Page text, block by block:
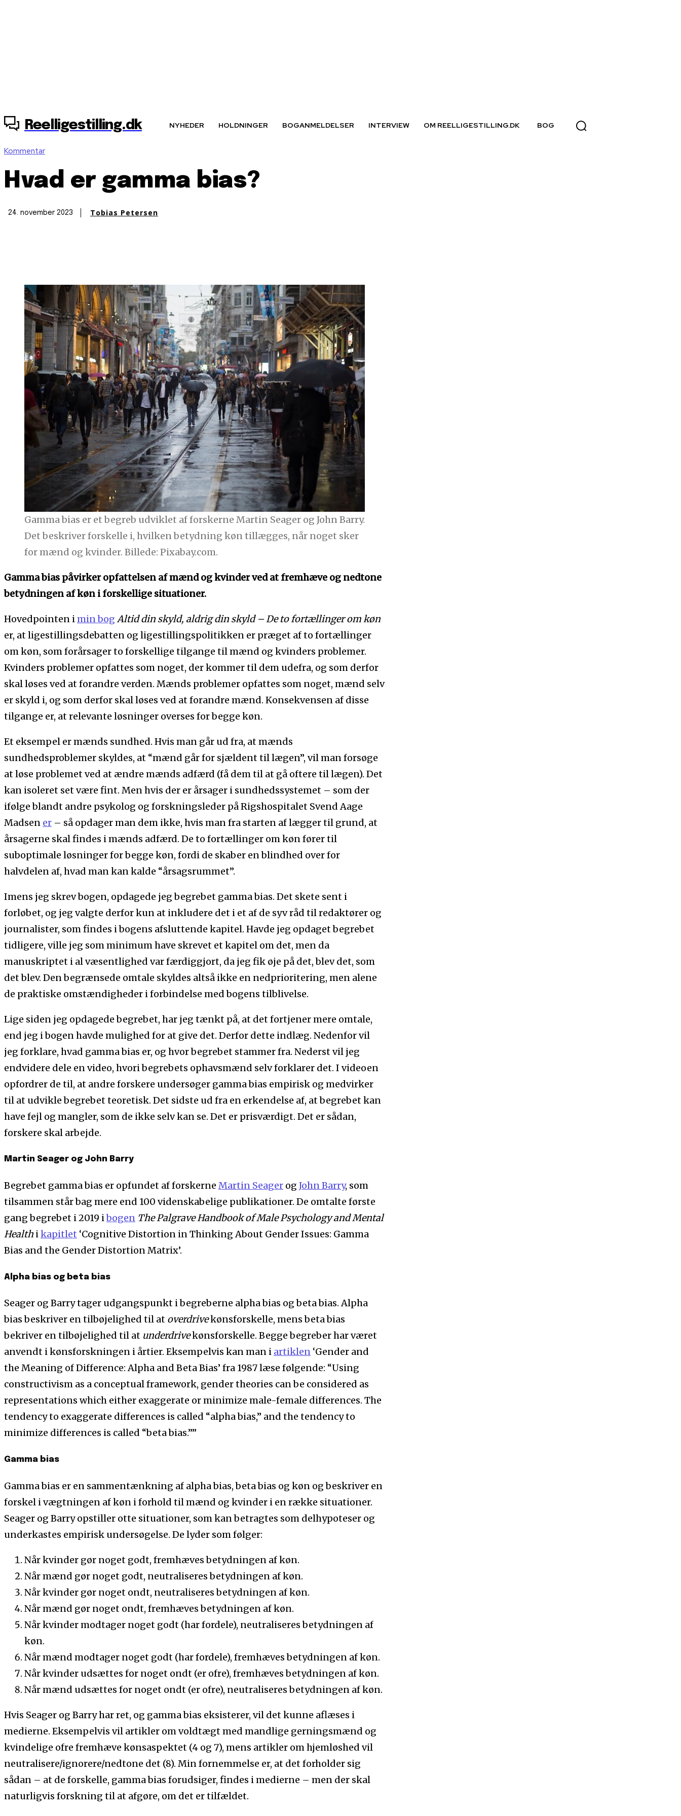
Reelligestilling.dk NYHEDER HOLDNINGER BOGANMELDELSER INTERVIEW OM REELLIGESTILLING.DK BOG
Kommentar
Hvad er gamma bias?
24. november 2023 Tobias Petersen
Gamma bias er et begreb udviklet af forskerne Martin Seager og John Barry.
Det beskriver forskelle i, hvilken betydning køn tillægges, når noget sker
for mænd og kvinder. Billede: Pixabay.com.
Gamma bias påvirker opfattelsen af mænd og kvinder ved at fremhæve og nedtone
betydningen af køn i forskellige situationer.
Hovedpointen imin bog Altid din skyld, aldrig din skyld – De to fortællinger om køn
er, at ligestillingsdebatten og ligestillingspolitikken er præget af to fortællinger
om køn, som forårsager to forskellige tilgange til mænd og kvinders problemer.
Kvinders problemer opfattes som noget, der kommer til dem udefra, og som derfor
skal løses ved at forandre verden. Mænds problemer opfattes som noget, mænd selv
er skyld i, og som derfor skal løses ved at forandre mænd. Konsekvensen af disse
tilgange er, at relevante løsninger overses for begge køn.
Et eksempel er mænds sundhed. Hvis man går ud fra, at mænds
sundhedsproblemer skyldes, at “mænd går for sjældent til lægen”, vil man forsøge
at løse problemet ved at ændre mænds adfærd (få dem til at gå oftere til lægen). Det
kan isoleret set være fint. Men hvis der er årsager i sundhedssystemet – som der
ifølge blandt andre psykolog og forskningsleder på Rigshospitalet Svend Aage
Madsen er – så opdager man dem ikke, hvis man fra starten af lægger til grund, at
årsagerne skal findes i mænds adfærd. De to fortællinger om køn fører til
suboptimale løsninger for begge køn, fordi de skaber en blindhed over for
halvdelen af, hvad man kan kalde “årsagsrummet”.
Imens jeg skrev bogen, opdagede jeg begrebet gamma bias. Det skete sent i
forløbet, og jeg valgte derfor kun at inkludere det i et af de syv råd til redaktører og
journalister, som findes i bogens afsluttende kapitel. Havde jeg opdaget begrebet
tidligere, ville jeg som minimum have skrevet et kapitel om det, men da
manuskriptet i al væsentlighed var færdiggjort, da jeg fik øje på det, blev det, som
det blev. Den begrænsede omtale skyldes altså ikke en nedprioritering, men alene
de praktiske omstændigheder i forbindelse med bogens tilblivelse.
Lige siden jeg opdagede begrebet, har jeg tænkt på, at det fortjener mere omtale,
end jeg i bogen havde mulighed for at give det. Derfor dette indlæg. Nedenfor vil
jeg forklare, hvad gamma bias er, og hvor begrebet stammer fra. Nederst vil jeg
endvidere dele en video, hvori begrebets ophavsmænd selv forklarer det. I videoen
opfordrer de til, at andre forskere undersøger gamma bias empirisk og medvirker
til at udvikle begrebet teoretisk. Det sidste ud fra en erkendelse af, at begrebet kan
have fejl og mangler, som de ikke selv kan se. Det er prisværdigt. Det er sådan,
forskere skal arbejde.
Martin Seager og John Barry
Begrebet gamma bias er opfundet af forskerne Martin Seager og John Barry, som
tilsammen står bag mere end 100 videnskabelige publikationer. De omtalte første
gang begrebet i 2019 ibogen The Palgrave Handbook of Male Psychology and Mental
Health ikapitlet ‘Cognitive Distortion in Thinking About Gender Issues: Gamma
Bias and the Gender Distortion Matrix’.
Alpha bias og beta bias
Seager og Barry tager udgangspunkt i begreberne alpha bias og beta bias. Alpha
bias beskriver en tilbøjelighed til at overdrivekønsforskelle, mens beta bias
bekriver en tilbøjelighed til at underdrivekønsforskelle. Begge begreber har været
anvendt i kønsforskningen i årtier. Eksempelvis kan man i artiklen ‘Gender and
the Meaning of Difference: Alpha and Beta Bias’ fra 1987 læse følgende: “Using
constructivism as a conceptual framework, gender theories can be considered as
representations which either exaggerate or minimize male-female differences. The
tendency to exaggerate differences is called “alpha bias,” and the tendency to
minimize differences is called “beta bias.””
Gamma bias
Gamma bias er en sammentænkning af alpha bias, beta bias og køn og beskriver en
forskel i vægtningen af køn i forhold til mænd og kvinder i en række situationer.
Seager og Barry opstiller otte situationer, som kan betragtes som delhypoteser og
underkastes empirisk undersøgelse. De lyder som følger:
Når kvinder gør noget godt, fremhæves betydningen af køn.
Når mænd gør noget godt, neutraliseres betydningen af køn.
Når kvinder gør noget ondt, neutraliseres betydningen af køn.
Når mænd gør noget ondt, fremhæves betydningen af køn.
Når kvinder modtager noget godt (har fordele), neutraliseres betydningen af
køn.
Når mænd modtager noget godt (har fordele), fremhæves betydningen af køn.
Når kvinder udsættes for noget ondt (er ofre), fremhæves betydningen af køn.
Når mænd udsættes for noget ondt (er ofre), neutraliseres betydningen af køn.
Hvis Seager og Barry har ret, og gamma bias eksisterer, vil det kunne aflæses i
medierne. Eksempelvis vil artikler om voldtægt med mandlige gerningsmænd og
kvindelige ofre fremhæve kønsaspektet (4 og 7), mens artikler om hjemløshed vil
neutralisere/ignorere/nedtone det (8). Min fornemmelse er, at det forholder sig
sådan – at de forskelle, gamma bias forudsiger, findes i medierne – men der skal
naturligvis forskning til at afgøre, om det er tilfældet.